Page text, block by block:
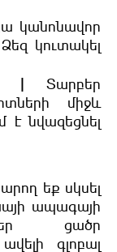
կանոնավոր
կուտակել
|
Տարբեր
միջև
է նվազեցնել
եք սկսել
ապագայի
ցածր
գլոբալ